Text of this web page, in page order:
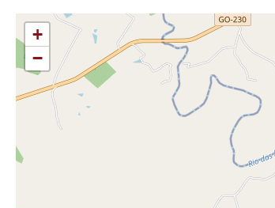
+
−